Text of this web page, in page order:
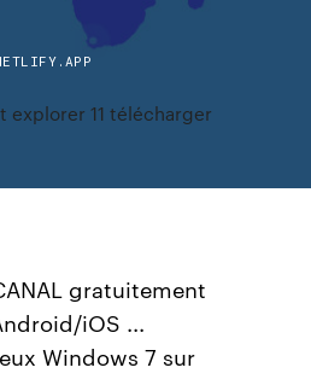
explorer 11 télécharger
gratuitement
iOS ...
Windows 7 sur